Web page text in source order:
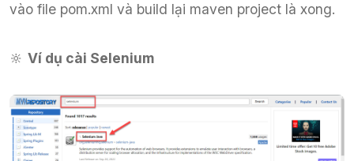
vào file pom.xml và build lại maven project là xong.
🔆 Ví dụ cài Selenium